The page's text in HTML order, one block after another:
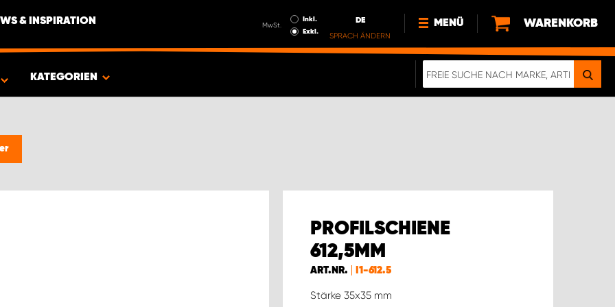
& INSPIRATION MwSt.
Inkl.
Exkl.
DE
SPRACH ÄNDERN
MENÜ
NEWS
WARENKORB
KATEGORIEN
PROFILSCHIENE
612,5MM
ART.NR. I1-612.5
Stärke 35x35 mm